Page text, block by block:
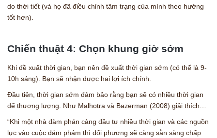
do thời tiết (và họ đã điều chỉnh tâm trạng của mình theo hướng
tốt hơn).
Chiến thuật 4: Chọn khung giờ sớm
Khi đề xuất thời gian, bạn nên đề xuất thời gian sớm (có thể là 9-
10h sáng). Bạn sẽ nhận được hai lợi ích chính.
Đầu tiên, thời gian sớm đảm bảo rằng bạn sẽ có nhiều thời gian
để thương lượng. Như Malhotra và Bazerman (2008) giải thích…
“Khi một nhà đàm phán càng đầu tư nhiều thời gian và các nguồn
lực vào cuộc đám phám thì đối phương sẽ càng sẵn sàng chấp